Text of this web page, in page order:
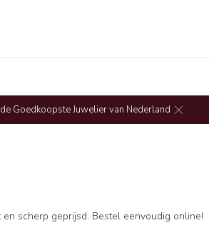
Goedkoopste Juwelier van Nederland
scherp geprijsd. Bestel eenvoudig online!